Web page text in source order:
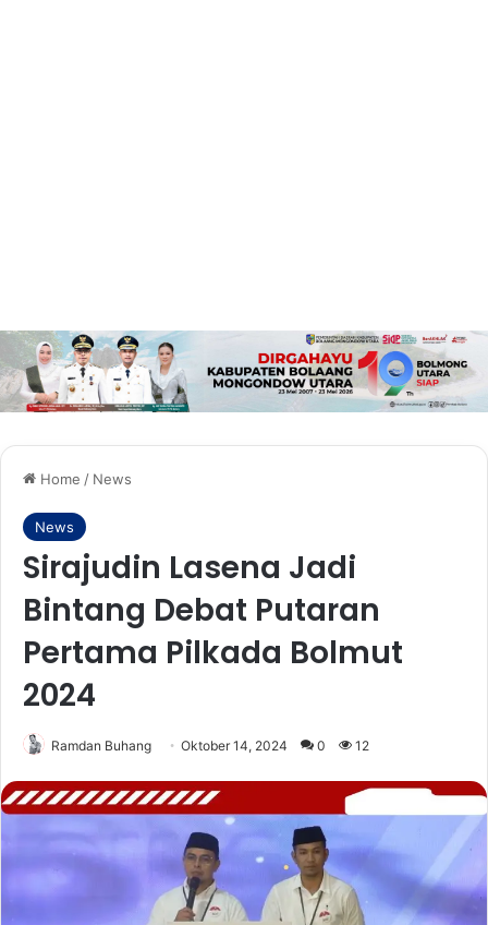
Home / News
News
Sirajudin Lasena Jadi
Bintang Debat Putaran
Pertama Pilkada Bolmut
2024
Ramdan Buhang Oktober 14, 2024 0 12